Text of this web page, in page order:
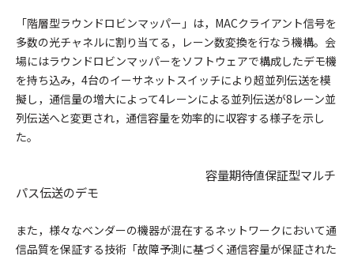
「階層型ラウンドロビンマッパー」は，MACクライアント信号を
多数の光チャネルに割り当てる，レーン数変換を行なう機構。会
場にはラウンドロビンマッパーをソフトウェアで構成したデモ機
を持ち込み，4台のイーサネットスイッチにより超並列伝送を模
擬し，通信量の増大によって4レーンによる並列伝送が8レーン並
列伝送へと変更され，通信容量を効率的に収容する様子を示し
た。
容量期待値保証型マルチ
パス伝送のデモ
また，様々なベンダーの機器が混在するネットワークにおいて通
信品質を保証する技術「故障予測に基づく通信容量が保証された